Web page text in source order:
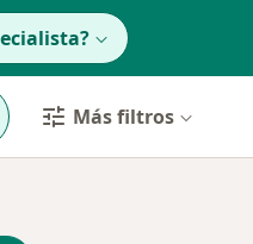
Más filtros